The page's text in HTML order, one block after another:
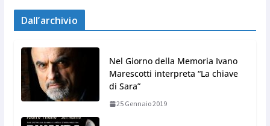
Dall’archivio
Nel Giorno della Memoria Ivano
Marescotti interpreta “La chiave
di Sara”
25 Gennaio 2019